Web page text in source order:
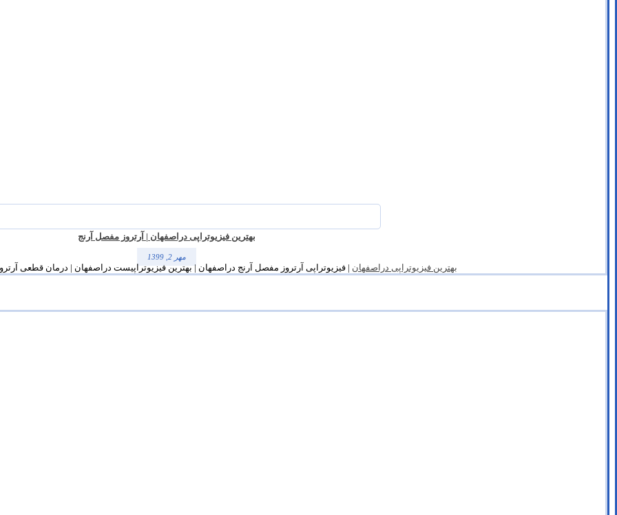
بهترین فیزیوتراپی دراصفهان | آرتروز مفصل آرنج
مهر 2, 1399
بهترین فیزیوتراپی دراصفهان | فیزیوتراپی آرتروز مفصل آرنج دراصفهان | بهترین فیزیوتراپیست دراصفهان | درمان قطعی